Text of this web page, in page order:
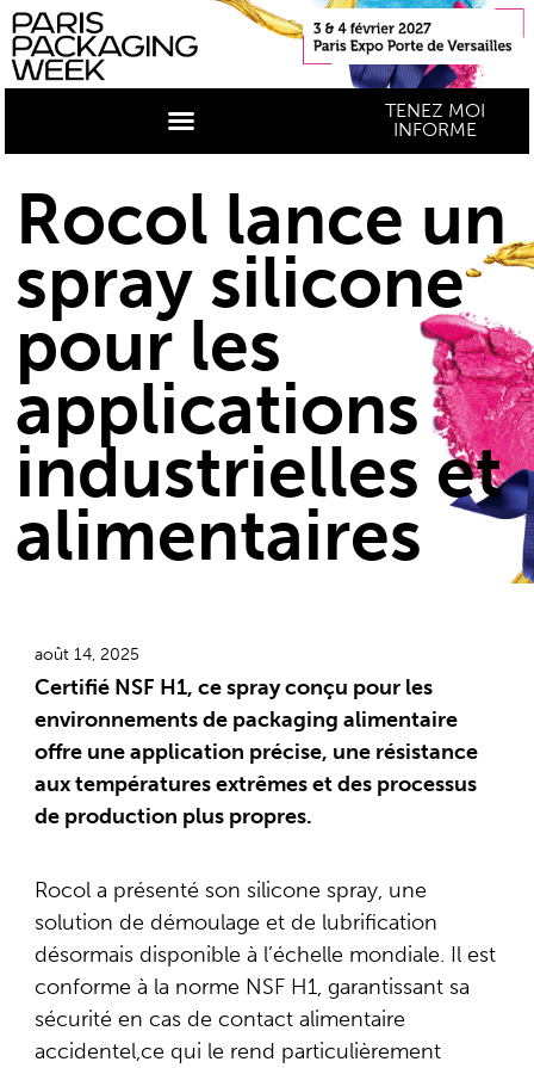
TENEZ MOI
INFORME
Rocol lance un
spray silicone
pour les
applications
industrielles et
alimentaires
août 14, 2025
Certifié NSF H1, ce spray conçu pour les
environnements de packaging alimentaire
offre une application précise, une résistance
aux températures extrêmes et des processus
de production plus propres.
Rocol a présenté son silicone spray, une
solution de démoulage et de lubrification
désormais disponible à l’échelle mondiale. Il est
conforme à la norme NSF H1, garantissant sa
sécurité en cas de contact alimentaire
accidentel,ce qui le rend particulièrement